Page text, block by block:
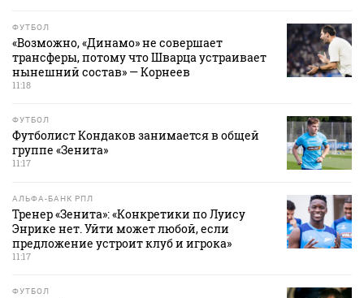
ФУТБОЛ
«Возможно, «Динамо» не совершает
трансферы, потому что Шварца устраивает
нынешний состав» — Корнеев
11:18
ФУТБОЛ
Футболист Кондаков занимается в общей
группе «Зенита»
11:17
АЛЬФА-БАНК РПЛ
Тренер «Зенита»: «Конкретики по Луису
Энрике нет. Уйти может любой, если
предложение устроит клуб и игрока»
11:17
ФУТБОЛ